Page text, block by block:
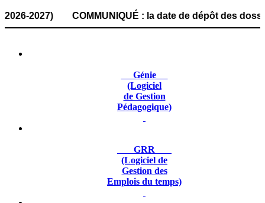
2027) COMMUNIQUÉ : la date de dépôt des
Génie
(Logiciel
de Gestion
Pédagogique)
GRR
(Logiciel de
Gestion des
Emplois du temps)